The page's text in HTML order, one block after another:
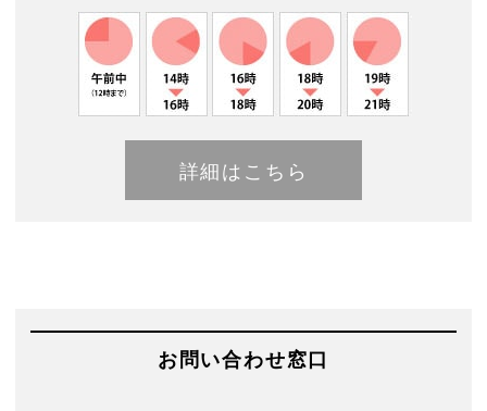
詳細はこちら
お問い合わせ窓口